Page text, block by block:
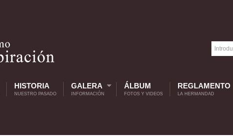
HISTORIA
NUESTRO PASADO
GALERA
INFORMACIÓN
ÁLBUM
FOTOS Y VIDEOS
REGLAMENTO
LA HERMANDAD